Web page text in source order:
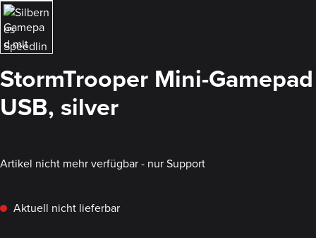
StormTrooper Mini-Gamepad
USB, silver
Artikel nicht mehr verfügbar - nur Support
Aktuell nicht lieferbar